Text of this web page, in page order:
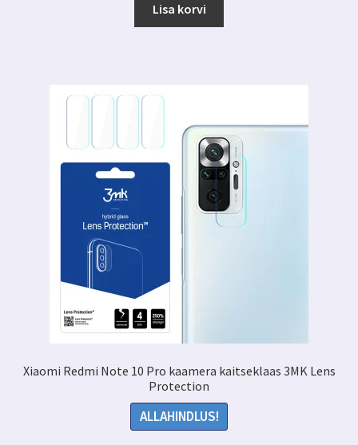
Lisa korvi
Xiaomi Redmi Note 10 Pro kaamera kaitseklaas 3MK Lens
Protection
ALLAHINDLUS!